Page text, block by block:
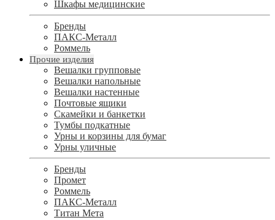
Шкафы медицинские
Бренды
ПАКС-Металл
Роммель
Прочие изделия
Вешалки групповые
Вешалки напольные
Вешалки настенные
Почтовые ящики
Скамейки и банкетки
Тумбы подкатные
Урны и корзины для бумаг
Урны уличные
Бренды
Промет
Роммель
ПАКС-Металл
Титан Мета